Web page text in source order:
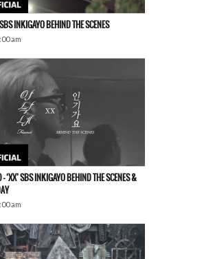
SBS INKIGAYO BEHIND THE SCENES
am
SBS INKIGAYO BEHIND THE SCENES &
am